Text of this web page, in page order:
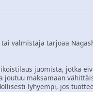
valmistaja tarjoaa
juomista, jotka
joutuu maksamaan
lyhyempi, jos